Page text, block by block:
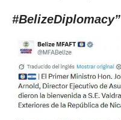
#BelizeDiplomacy”